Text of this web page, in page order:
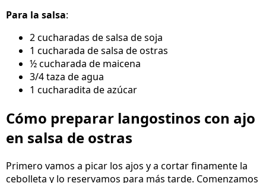
Para la salsa:
2 cucharadas de salsa de soja
1 cucharada de salsa de ostras
½ cucharada de maicena
3/4 taza de agua
1 cucharadita de azúcar
Cómo preparar langostinos con ajo
en salsa de ostras
Primero vamos a picar los ajos y a cortar finamente la
cebolleta y lo reservamos para más tarde. Comenzamos